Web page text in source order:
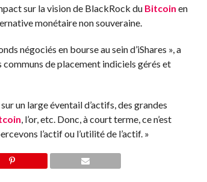
sur la vision de BlackRock du Bitcoin en
monétaire non souveraine.
négociés en bourse au sein d’iShares », a
de placement indiciels gérés et
un large éventail d’actifs, des grandes
, l’or, etc. Donc, à court terme, ce n’est
l’actif ou l’utilité de l’actif. »